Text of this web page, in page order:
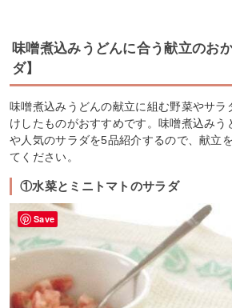
味噌煮込みうどんに合う献立のお
ダ】
味噌煮込みうどんの献立に組む野菜やサラ
けしたものがおすすめです。味噌煮込みう
や人気のサラダを5品紹介するので、献立
てください。
①水菜とミニトマトのサラダ
Save